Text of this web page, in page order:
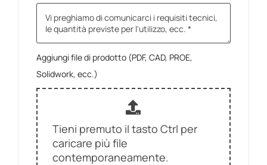
Aggiungi file di prodotto (PDF, CAD, PROE,
Solidwork, ecc.)
Tieni premuto il tasto Ctrl per
caricare più file
contemporaneamente.